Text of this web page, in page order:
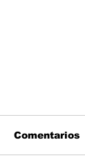
Comentarios